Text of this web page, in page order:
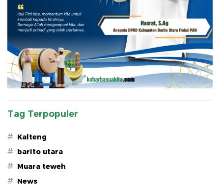
Tag Terpopuler
# Kalteng
# barito utara
# Muara teweh
# News